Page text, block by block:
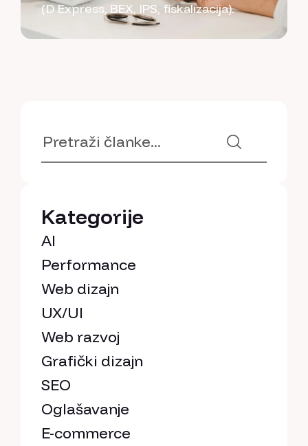
(D Express, BEX, IPS, fiskalizacija).
Kategorije
AI
Performance
Web dizajn
UX/UI
Web razvoj
Grafički dizajn
SEO
Oglašavanje
E-commerce